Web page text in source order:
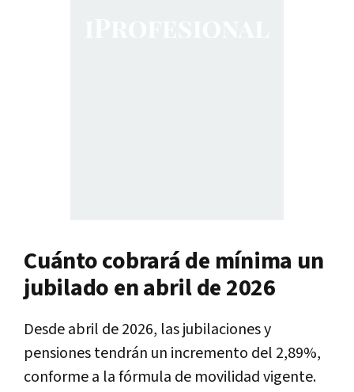
Cuánto cobrará de mínima un
jubilado en abril de 2026
Desde abril de 2026, las jubilaciones y
pensiones tendrán un incremento del 2,89%,
conforme a la fórmula de movilidad vigente.